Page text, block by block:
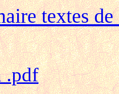
textes de
.pdf